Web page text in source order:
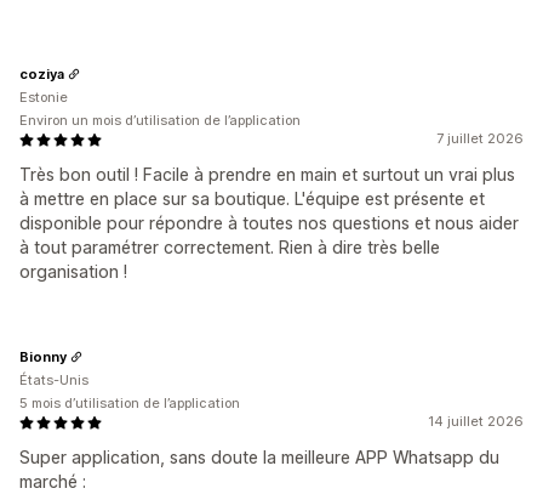
7 juillet 2026
Très bon outil ! Facile à prendre en main et surtout un vrai plus
à mettre en place sur sa boutique. L'équipe est présente et
disponible pour répondre à toutes nos questions et nous aider
à tout paramétrer correctement. Rien à dire très belle
organisation !
coziya
Estonie
Environ un mois d’utilisation de l’application
14 juillet 2026
Super application, sans doute la meilleure APP Whatsapp du
marché :
Bionny
États-Unis
5 mois d’utilisation de l’application